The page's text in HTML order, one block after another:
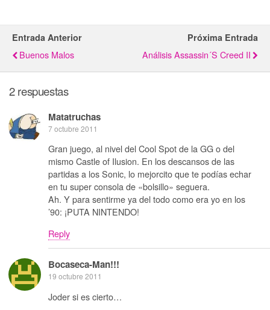
Entrada Anterior
Buenos Malos
Próxima Entrada
Análisis Assassin´s Creed II
2 respuestas
Matatruchas
7 octubre 2011
Gran juego, al nivel del Cool Spot de la GG o del
mismo Castle of Ilusion. En los descansos de las
partidas a los Sonic, lo mejorcito que te podías echar
en tu super consola de «bolsillo» seguera.
Ah. Y para sentirme ya del todo como era yo en los
’90: ¡PUTA NINTENDO!
Reply
Bocaseca-Man!!!
19 octubre 2011
Joder si es cierto…